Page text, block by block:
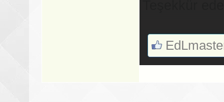
Teşekkür